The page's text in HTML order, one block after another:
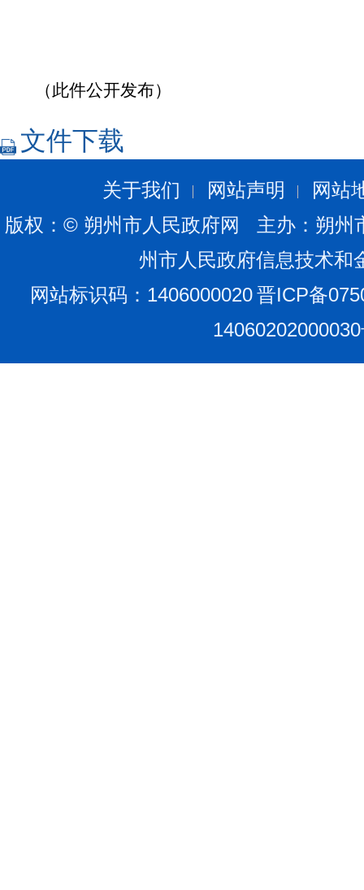
（此件公开发布）
文件下载
关于我们 网站声明
网站
版权：© 朔州市人民政府网 主办：朔
州市人民政府信息技术和
网站标识码：1406000020晋ICP备